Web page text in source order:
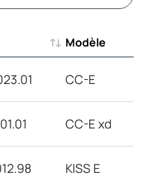
Modèle
CC-E
CC-E xd
KISS E